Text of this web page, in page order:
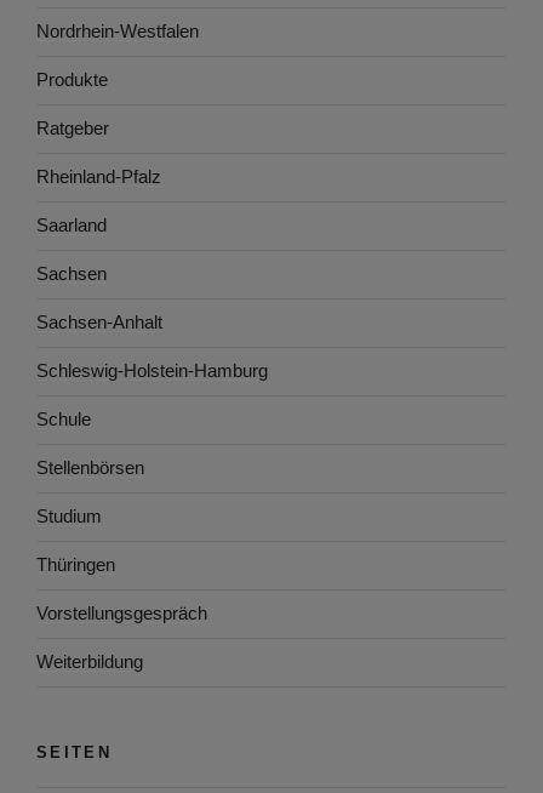
Nordrhein-Westfalen
Produkte
Ratgeber
Rheinland-Pfalz
Saarland
Sachsen
Sachsen-Anhalt
Schleswig-Holstein-Hamburg
Schule
Stellenbörsen
Studium
Thüringen
Vorstellungsgespräch
Weiterbildung
SEITEN